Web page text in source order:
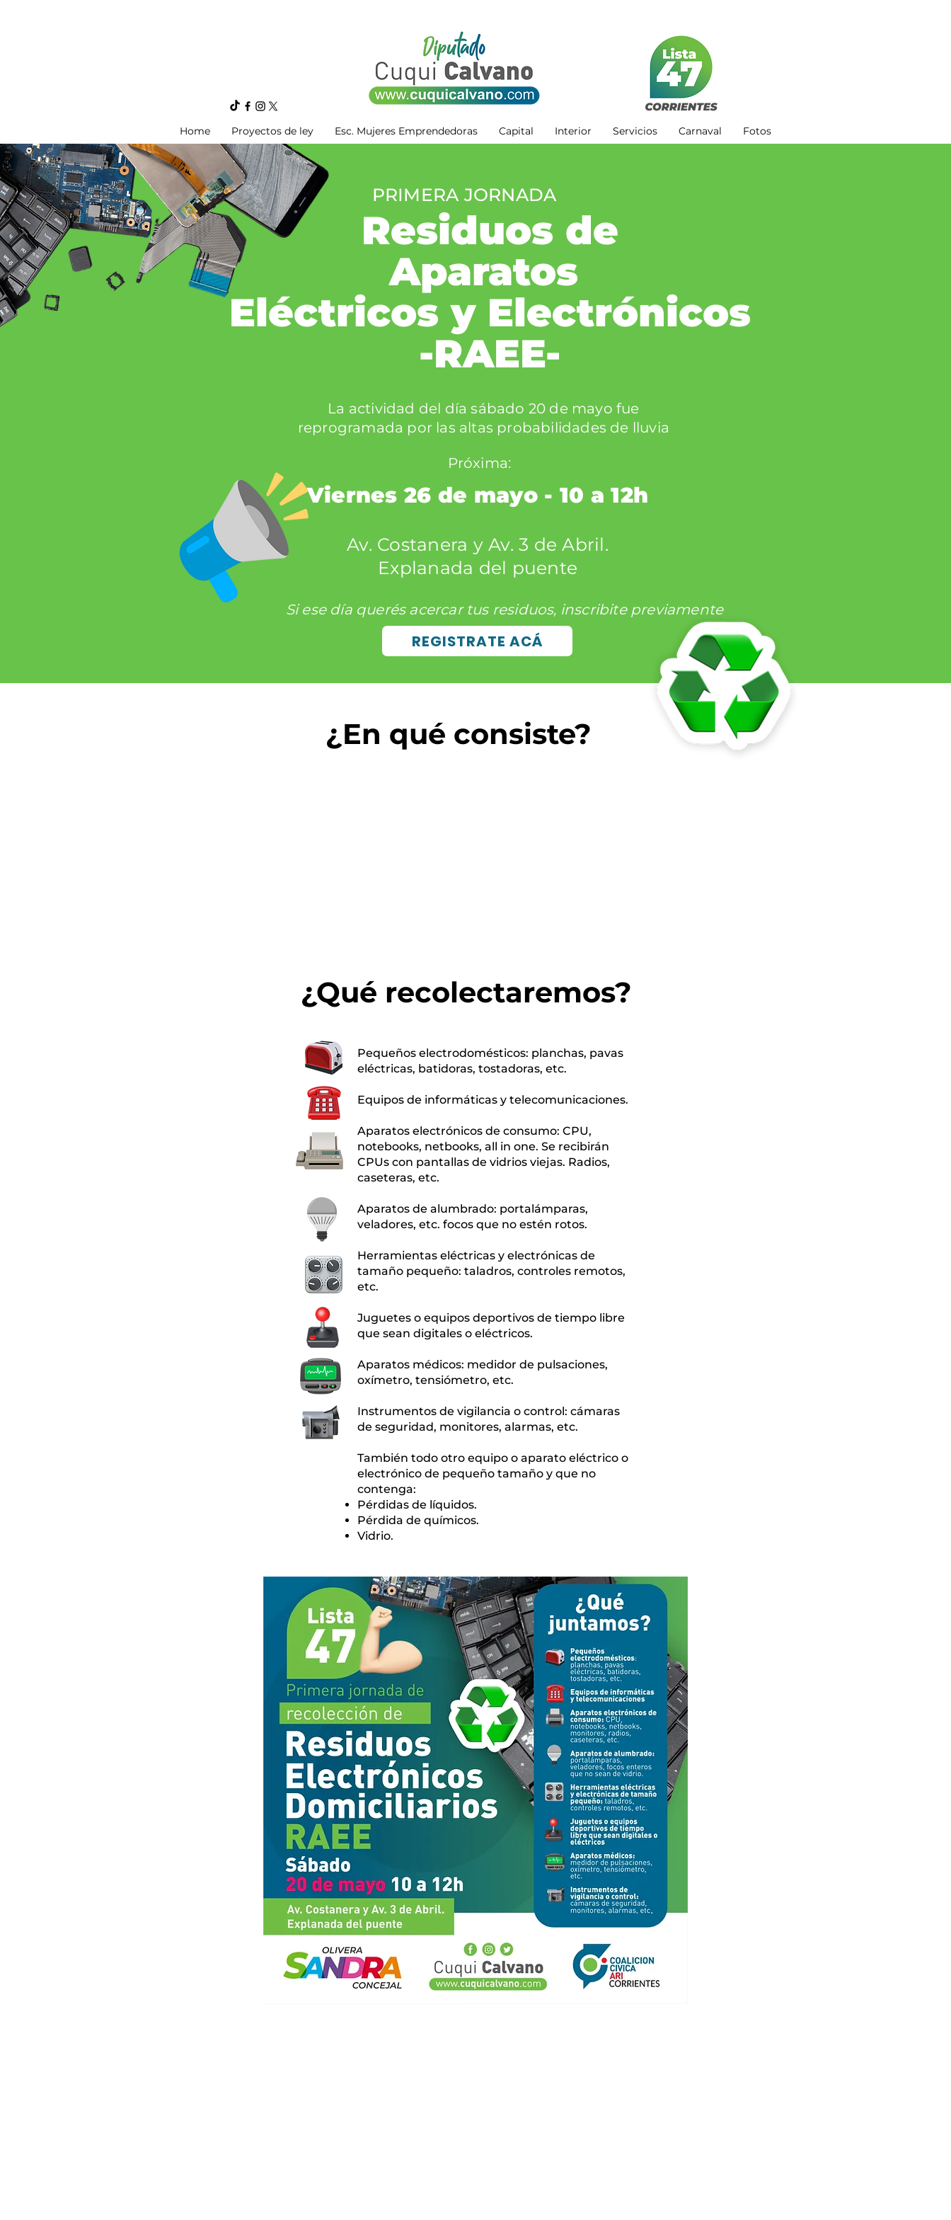
Home Proyectos de ley Esc. Mujeres Emprendedoras Capital Interior Servicios Carnaval Fotos
Residuos de
Aparatos
Eléctricos y Electrónicos
-RAEE-
PRIMERA JORNADA
La actividad del día sábado 20 de mayo fue
reprogramada por las altas probabilidades de lluvia
Próxima:
Viernes 26 de mayo - 10 a 12h
Av. Costanera y Av. 3 de Abril.
Explanada del puente
Si ese día querés acercar tus residuos, inscribite previamente
REGISTRATE ACÁ
¿En qué consiste?
¿Qué recolectaremos?
Pequeños electrodomésticos: planchas, pavas
eléctricas, batidoras, tostadoras, etc.
Equipos de informáticas y telecomunicaciones.
Aparatos electrónicos de consumo: CPU,
notebooks, netbooks, all in one. Se recibirán
CPUs con pantallas de vidrios viejas. Radios,
caseteras, etc.
Aparatos de alumbrado: portalámparas,
veladores, etc. focos que no estén rotos.
Herramientas eléctricas y electrónicas de
tamaño pequeño: taladros, controles remotos,
etc.
Juguetes o equipos deportivos de tiempo libre
que sean digitales o eléctricos.
Aparatos médicos: medidor de pulsaciones,
oxímetro, tensiómetro, etc.
Instrumentos de vigilancia o control: cámaras
de seguridad, monitores, alarmas, etc.
También todo otro equipo o aparato eléctrico o
electrónico de pequeño tamaño y que no
contenga:
Pérdidas de líquidos.
Pérdida de químicos.
Vidrio.